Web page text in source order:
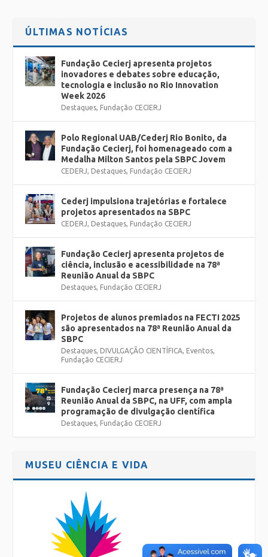
Faixa etária: a partir de 6 anos
Lotação: 30 pessoas
ÚLTIMAS NOTÍCIAS
Fundação Cecierj apresenta projetos
inovadores e debates sobre educação,
tecnologia e inclusão no Rio Innovation
Week 2026
Destaques, Fundação CECIERJ
Polo Regional UAB/Cederj Rio Bonito, da
Fundação Cecierj, foi homenageado com a
Medalha Milton Santos pela SBPC Jovem
CEDERJ, Destaques, Fundação CECIERJ
Cederj impulsiona trajetórias e fortalece
projetos apresentados na SBPC
CEDERJ, Destaques, Fundação CECIERJ
Fundação Cecierj apresenta projetos de
ciência, inclusão e acessibilidade na 78ª
Reunião Anual da SBPC
Destaques, Fundação CECIERJ
Projetos de alunos premiados na FECTI 2025
são apresentados na 78ª Reunião Anual da
SBPC
Destaques, DIVULGAÇÃO CIENTÍFICA, Eventos,
Fundação CECIERJ
Fundação Cecierj marca presença na 78ª
Reunião Anual da SBPC, na UFF, com ampla
programação de divulgação científica
Destaques, Fundação CECIERJ
MUSEU CIÊNCIA E VIDA